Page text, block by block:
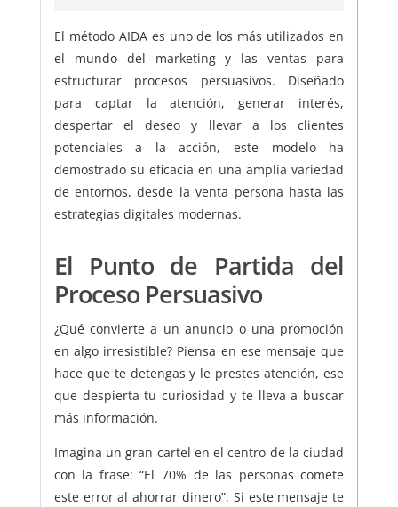
El método AIDA es uno de los más utilizados en
el mundo del marketing y las ventas para
estructurar procesos persuasivos. Diseñado
para captar la atención, generar interés,
despertar el deseo y llevar a los clientes
potenciales a la acción, este modelo ha
demostrado su eficacia en una amplia variedad
de entornos, desde la venta persona hasta las
estrategias digitales modernas.
El Punto de Partida del
Proceso Persuasivo
¿Qué convierte a un anuncio o una promoción
en algo irresistible? Piensa en ese mensaje que
hace que te detengas y le prestes atención, ese
que despierta tu curiosidad y te lleva a buscar
más información.
Imagina un gran cartel en el centro de la ciudad
con la frase: “El 70% de las personas comete
este error al ahorrar dinero”. Si este mensaje te